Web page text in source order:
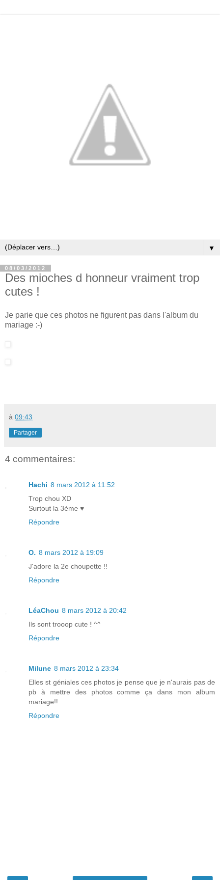
▼
08/03/2012
Des mioches d honneur vraiment trop
cutes !
Je parie que ces photos ne figurent pas dans l'album du
mariage :-)
à 09:43
Partager
4 commentaires:
Hachi 8 mars 2012 à 11:52
Trop chou XD
Surtout la 3ème ♥
Répondre
O. 8 mars 2012 à 19:09
J'adore la 2e choupette !!
Répondre
LéaChou 8 mars 2012 à 20:42
Ils sont trooop cute ! ^^
Répondre
Milune 8 mars 2012 à 23:34
Elles st géniales ces photos je pense que je n'aurais pas de
pb à mettre des photos comme ça dans mon album
mariage!!
Répondre